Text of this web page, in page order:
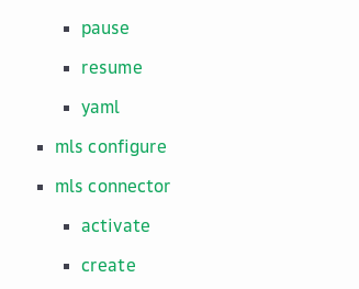
pause
resume
yaml
mls configure
mls connector
activate
create